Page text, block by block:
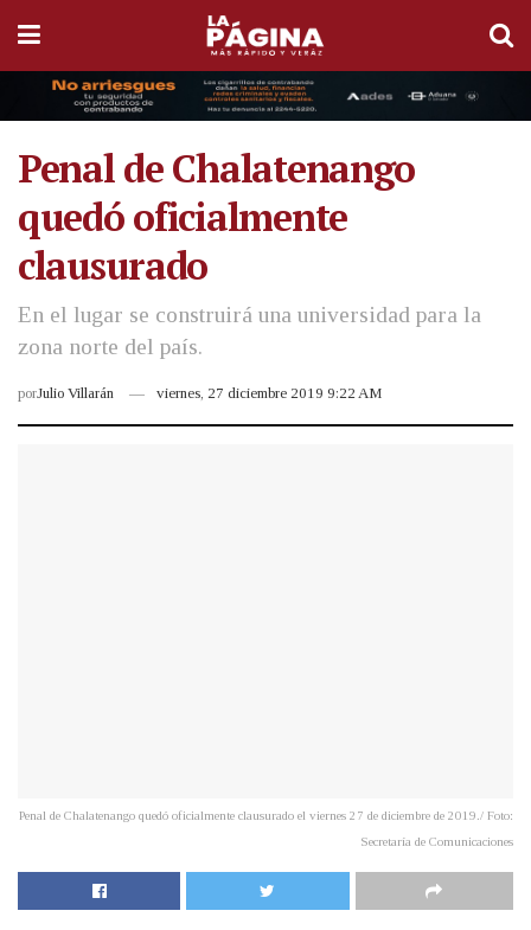
Penal de Chalatenango
quedó oficialmente
clausurado
En el lugar se construirá una universidad para la
zona norte del país.
porJulio Villarán viernes, 27 diciembre 2019 9:22 AM
Penal de Chalatenango quedó oficialmente clausurado el viernes 27 de diciembre de 2019./ Foto:
Secretaría de Comunicaciones